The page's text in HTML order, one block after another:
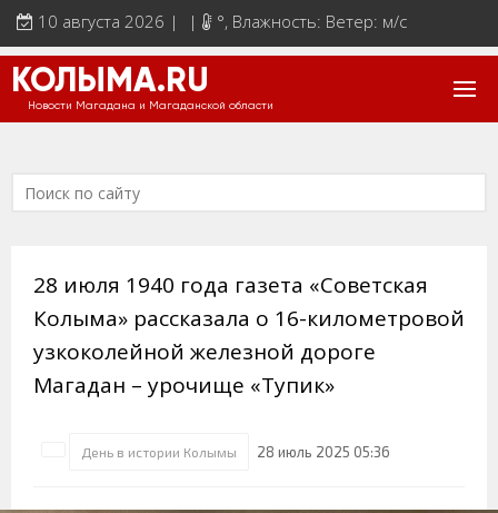
10 августа 2026 | | °, Влажность: Ветер: м/с
КОЛЫМА.RU
Новости Магадана и Магаданской области
28 июля 1940 года газета «Советская
Колыма» рассказала о 16-километровой
узкоколейной железной дороге
Магадан – урочище «Тупик»
День в истории Колымы 28 июль 2025 05:36